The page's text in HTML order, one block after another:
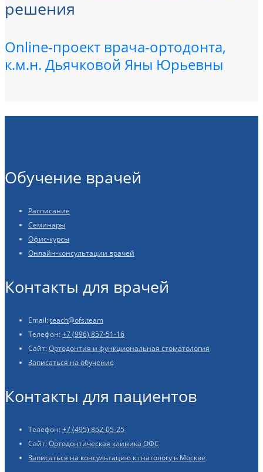
решения
Online-проект врача-ортодонта,
к.м.н. Дьячковой Яны Юрьевны
Обучение врачей
Расписание
Семинары
Офис-курсы
Онлайн-консультации врачей
Контакты для врачей
Email:teach@ofs.team
Телефон:+7 (996) 857-51-16
Сайт:Ортодонтия и функциональная стоматология
Записаться на обучение
Контакты для пациентов
Телефон:+7 (495) 852-05-25
Сайт:Ортодонтическая клиника ОФС
Записаться на консультацию к гнатологу в Москве